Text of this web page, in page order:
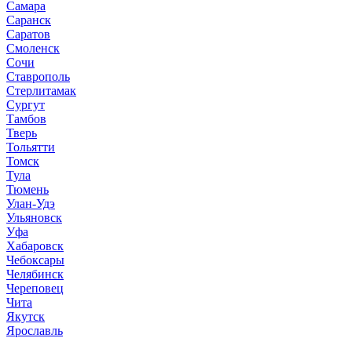
Самара
Саранск
Саратов
Смоленск
Сочи
Ставрополь
Стерлитамак
Сургут
Тамбов
Тверь
Тольятти
Томск
Тула
Тюмень
Улан-Удэ
Ульяновск
Уфа
Хабаровск
Чебоксары
Челябинск
Череповец
Чита
Якутск
Ярославль